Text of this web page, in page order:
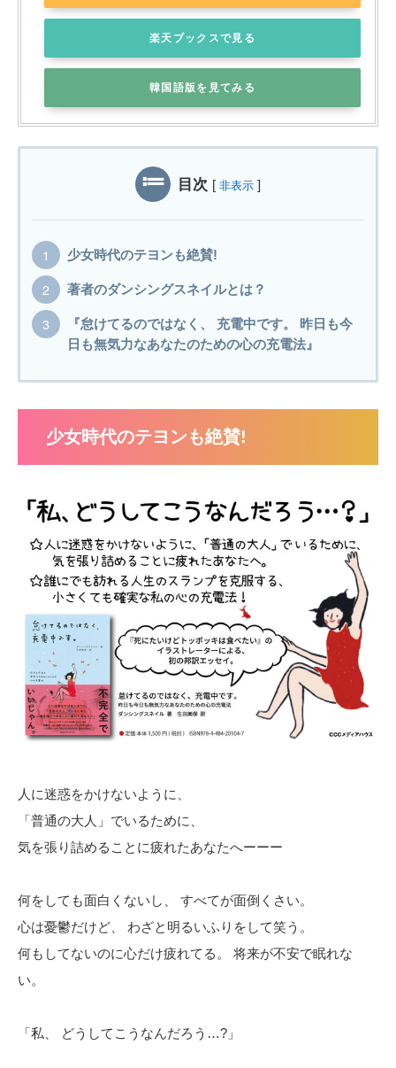
楽天ブックスで見る
韓国語版を見てみる
目次 [ 非表示 ]
少女時代のテヨンも絶賛!
著者のダンシングスネイルとは？
『怠けてるのではなく、 充電中です。 昨日も今
日も無気力なあなたのための心の充電法』
少女時代のテヨンも絶賛!
人に迷惑をかけないように、
「普通の大人」でいるために、
気を張り詰めることに疲れたあなたへーーー
何をしても面白くないし、 すべてが面倒くさい。
心は憂鬱だけど、 わざと明るいふりをして笑う。
何もしてないのに心だけ疲れてる。 将来が不安で眠れな
い。
「私、 どうしてこうなんだろう…?」